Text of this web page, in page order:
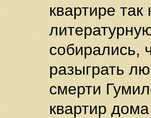
квартире
собирались,
разыграть
смерти
квартир